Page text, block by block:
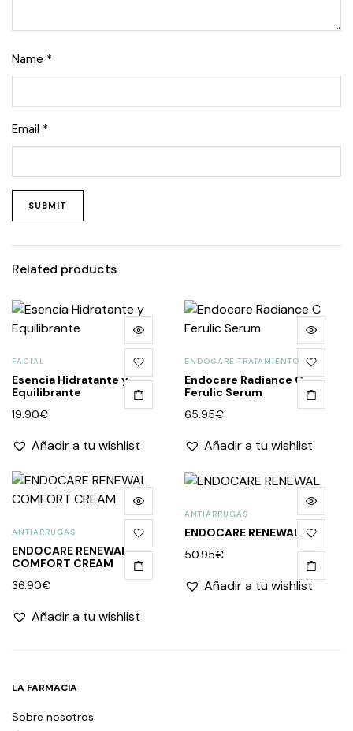
Name *
Email *
Related products
FACIAL
Esencia Hidratante y
Equilibrante
19.90€
Añadir a tu wishlist
ENDOCARE TRATAMIENTO
Endocare Radiance C
Ferulic Serum
65.95€
Añadir a tu wishlist
ANTIARRUGAS
ENDOCARE RENEWAL
COMFORT CREAM
36.90€
Añadir a tu wishlist
ANTIARRUGAS
ENDOCARE RENEWAL
50.95€
Añadir a tu wishlist
LA FARMACIA
Sobre nosotros